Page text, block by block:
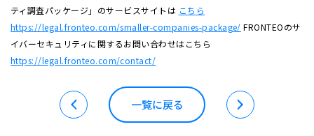
ティ調査パッケージ」のサービスサイトは こちら
https://legal.fronteo.com/smaller-companies-package/ FRONTEOのサ
イバーセキュリティに関するお問い合わせはこちら
https://legal.fronteo.com/contact/
一覧に戻る